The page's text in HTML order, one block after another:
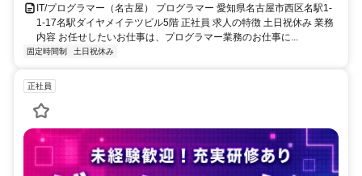
IT/プログラマー（名古屋） プログラマー 愛知県名古屋市西区名駅1-
1-17名駅ダイヤメイテツビル5階 正社員 求人の特徴 土日祝休み 業務
内容 お任せしたいお仕事は、プログラマー業務のお仕事に...
固定時間制 土日祝休み
正社員